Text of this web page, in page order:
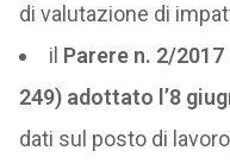
di valutazione di
il Parere n. 2/
249) adottato l’8
dati sul posto di